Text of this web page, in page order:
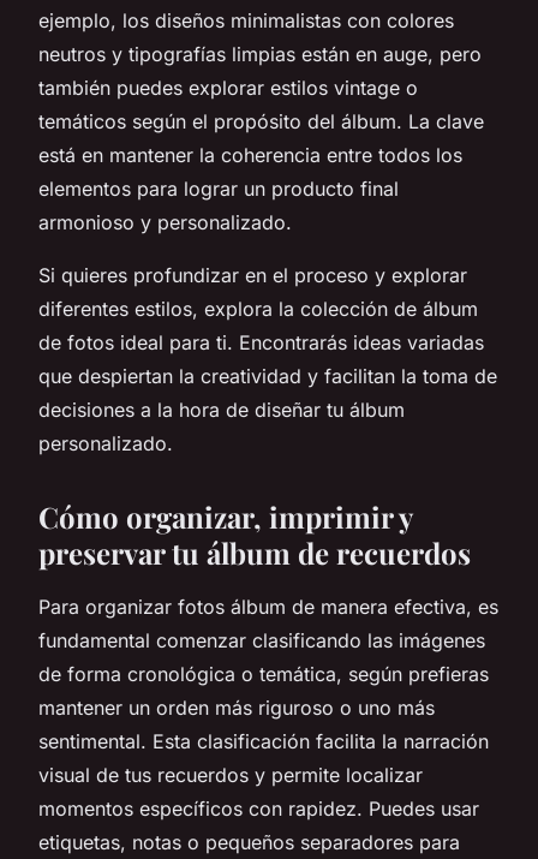
ejemplo, los diseños minimalistas con colores
neutros y tipografías limpias están en auge, pero
también puedes explorar estilos vintage o
temáticos según el propósito del álbum. La clave
está en mantener la coherencia entre todos los
elementos para lograr un producto final
armonioso y personalizado.
Si quieres profundizar en el proceso y explorar
diferentes estilos, explora la colección de álbum
de fotos ideal para ti. Encontrarás ideas variadas
que despiertan la creatividad y facilitan la toma de
decisiones a la hora de diseñar tu álbum
personalizado.
Cómo organizar, imprimir y
preservar tu álbum de recuerdos
Para organizar fotos álbum de manera efectiva, es
fundamental comenzar clasificando las imágenes
de forma cronológica o temática, según prefieras
mantener un orden más riguroso o uno más
sentimental. Esta clasificación facilita la narración
visual de tus recuerdos y permite localizar
momentos específicos con rapidez. Puedes usar
etiquetas, notas o pequeños separadores para